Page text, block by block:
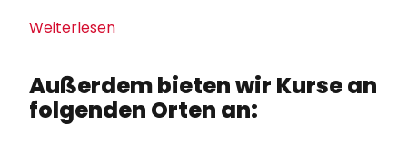
Weiterlesen
Außerdem bieten wir Kurse an
folgenden Orten an: